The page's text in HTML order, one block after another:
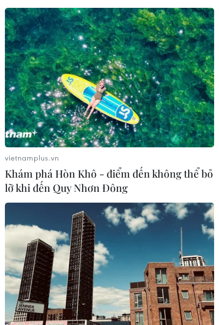
vietnamplus.vn
Khám phá Hòn Khô - điểm đến không thể bỏ
lỡ khi đến Quy Nhơn Đông